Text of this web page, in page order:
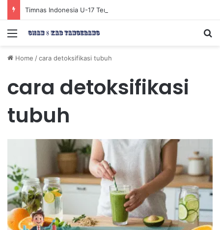
Menu
Home /cara detoksifikasi tubuh
cara detoksifikasi
tubuh